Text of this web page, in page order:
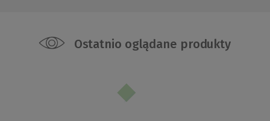
Ostatnio oglądane produkty